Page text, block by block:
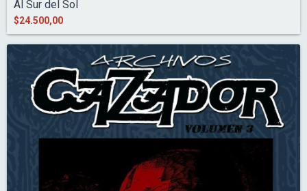
Al Sur del Sol
$24.500,00